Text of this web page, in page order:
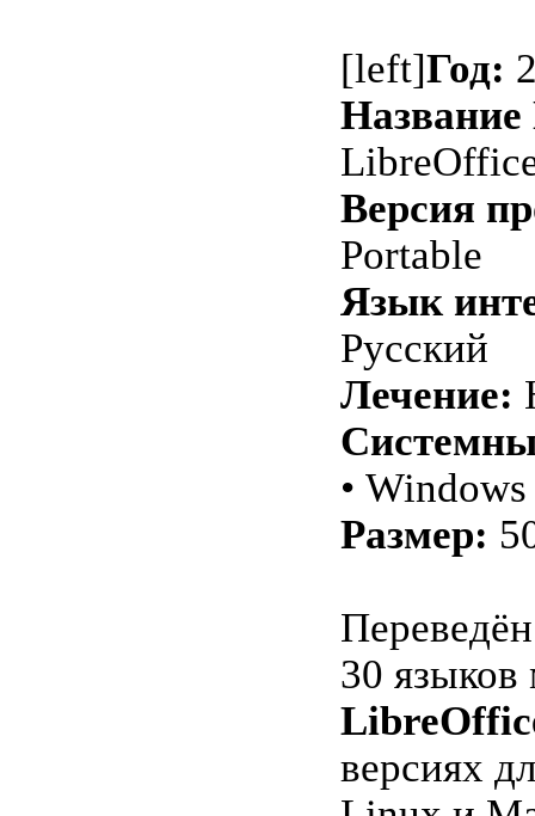
[left]Год:
Версия
Portable
Язык
Русский
Лечение:
•
Размер:
30 языков
версиях